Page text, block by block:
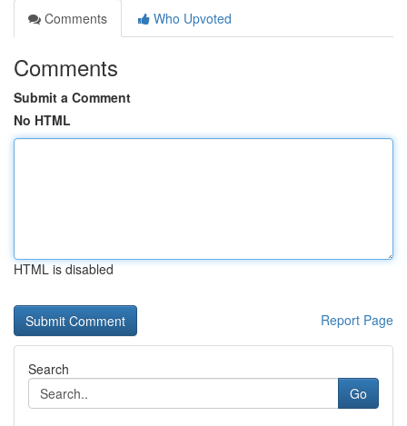
Comments
Who Upvoted
Comments
Submit a Comment
No HTML
HTML is disabled
Report Page
Search
Go